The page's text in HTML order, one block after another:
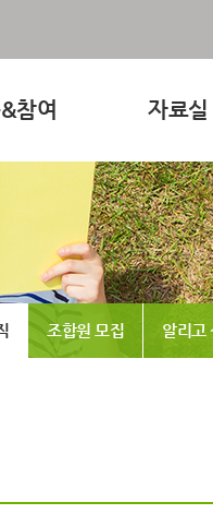
참여
든 물어보세요
식
/교사구직
자료실
교육 · 운
연구자료
참고도서
뉴스레터
동영상
조합원 모집 알리고